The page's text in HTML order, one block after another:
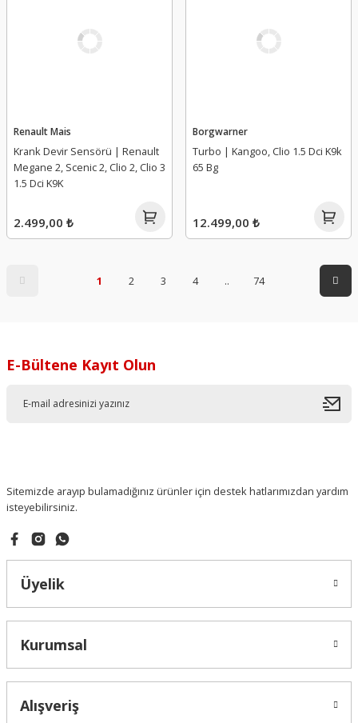
Renault Mais
Krank Devir Sensörü | Renault
Megane 2, Scenic 2, Clio 2, Clio 3
1.5 Dci K9K
2.499,00 ₺
Borgwarner
Turbo | Kangoo, Clio 1.5 Dci K9k
65 Bg
12.499,00 ₺
1 2 3 4 .. 74
E-Bültene Kayıt Olun
Sitemizde arayıp bulamadığınız ürünler için destek hatlarımızdan yardım
isteyebilirsiniz.
Üyelik
Kurumsal
Alışveriş